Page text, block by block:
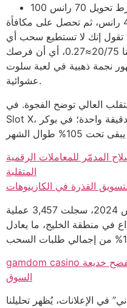
تخيل أنك تلعب 20 يد وتخسر 40 رانس، ثم تحصل على مكافأة
تقول إنك لا تستطيع سحب أي
شيء إذا لم تتجاوز 75 يد. النسبة هنا 20/75≈0.27، أي أن فرصك
نجمة ذهبية في لعبة سلوت
عشوائية.
العالي توضح الفجوة. في
Slot X، قد يصل العائد إلى 150% خلال دقيقة واحدة؛ في بوكر
المدمّر للمعاملات الرقمية
المتقلبة
القذرة في الكازينوهات
الأرقام لا تكذب. في شهر مارس 2024، سجلت 3,457 عملية
في منطقة الخليج، ما يعادل
gamdom casino بونص كود إكسكلوسيف الإمارات يفضح خديعة
السوق
في الإعلانات، يُظهر تحليلنا